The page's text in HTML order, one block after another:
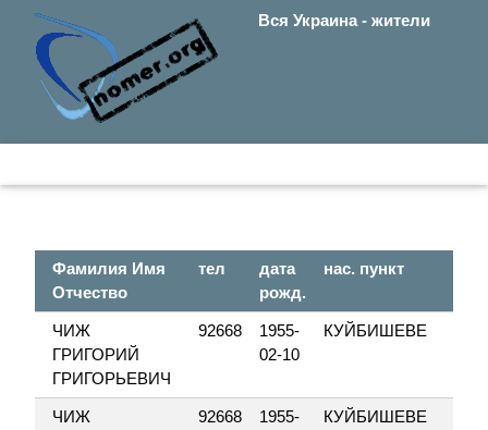
Вся Украина - жители
Фамилия Имя
Отчество
тел
дата
рожд.
нас. пункт
ЧИЖ
ГРИГОРИЙ
ГРИГОРЬЕВИЧ
92668
1955-
02-10
КУЙБИШЕВЕ
ЧИЖ
92668
1955-
КУЙБИШЕВЕ